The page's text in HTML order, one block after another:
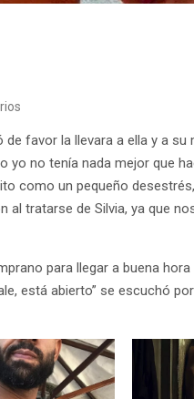
favor la llevara a ella y a su
no tenía nada mejor que
como un pequeño
al tratarse de Silvia, ya que
para llegar a buena hora
está abierto” se escuchó